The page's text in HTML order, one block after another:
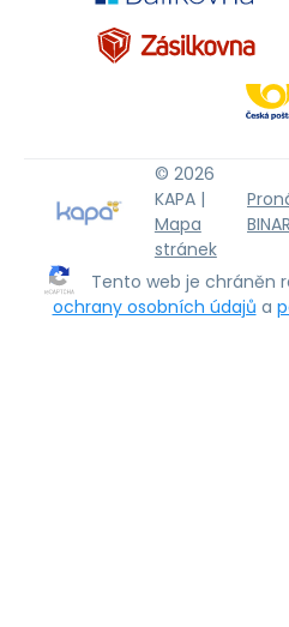
© 2026
KAPA |
Mapa
stránek
Tento web je chráněn
ochrany osobních údajů a